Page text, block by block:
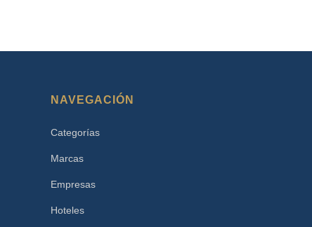
NAVEGACIÓN
Categorías
Marcas
Empresas
Hoteles